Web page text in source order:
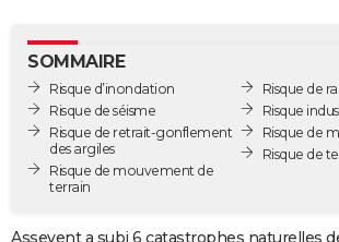
GUIDES D'ACHAT
BONS PLANS
CARTE DE VOEUX
Carte de Noël
Carte Bonne année
Carte Saint-Valentin
Carte Pâques
Carte d'anniversaire
SOMMAIRE
Risque d’inondation
Risque de séisme
Risque de retrait-gonflement
des argiles
Risque de mouvement de
terrain
Risque de
Risque
Risque de
Risque de
Assevent a subi 6 catastrophes naturelles